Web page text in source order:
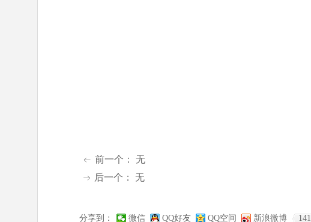
ꁹ 后一个： 无
ꂃ 前一个： 无
分享到： 微信 QQ好友 QQ空间 新浪微博 141